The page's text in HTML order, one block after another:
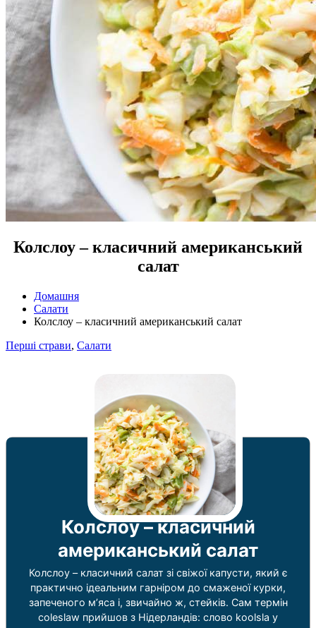
Колслоу – класичний американський
салат
Домашня
Салати
Колслоу – класичний американський салат
Перші страви, Салати
Колслоу – класичний
американський салат
Колслоу – класичний салат зі свіжої капусти, який є
практично ідеальним гарніром до смаженої курки,
запеченого м’яса і, звичайно ж, стейків. Сам термін
coleslaw прийшов з Нідерландів: слово koolsla у